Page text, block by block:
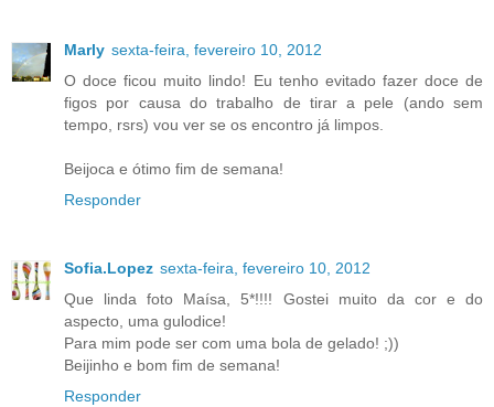
Marly sexta-feira, fevereiro 10, 2012
O doce ficou muito lindo! Eu tenho evitado fazer doce de
figos por causa do trabalho de tirar a pele (ando sem
tempo, rsrs) vou ver se os encontro já limpos.
Beijoca e ótimo fim de semana!
Responder
Sofia.Lopez sexta-feira, fevereiro 10, 2012
Que linda foto Maísa, 5*!!!! Gostei muito da cor e do
aspecto, uma gulodice!
Para mim pode ser com uma bola de gelado! ;))
Beijinho e bom fim de semana!
Responder